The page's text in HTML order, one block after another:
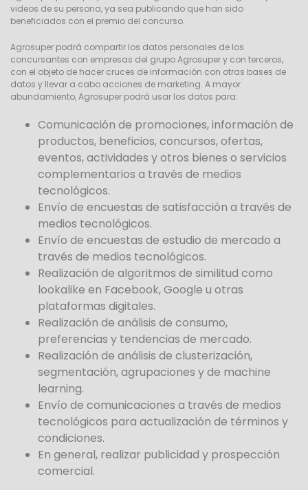
videos de su persona, ya sea publicando que han sido
beneficiados con el premio del concurso.
Agrosuper podrá compartir los datos personales de los
concursantes con empresas del grupo Agrosuper y con terceros,
con el objeto de hacer cruces de información con otras bases de
datos y llevar a cabo acciones de marketing. A mayor
abundamiento, Agrosuper podrá usar los datos para:
Comunicación de promociones, información de
productos, beneficios, concursos, ofertas,
eventos, actividades y otros bienes o servicios
complementarios a través de medios
tecnológicos.
Envío de encuestas de satisfacción a través de
medios tecnológicos.
Envío de encuestas de estudio de mercado a
través de medios tecnológicos.
Realización de algoritmos de similitud como
lookalike en Facebook, Google u otras
plataformas digitales.
Realización de análisis de consumo,
preferencias y tendencias de mercado.
Realización de análisis de clusterización,
segmentación, agrupaciones y de machine
learning.
Envío de comunicaciones a través de medios
tecnológicos para actualización de términos y
condiciones.
En general, realizar publicidad y prospección
comercial.